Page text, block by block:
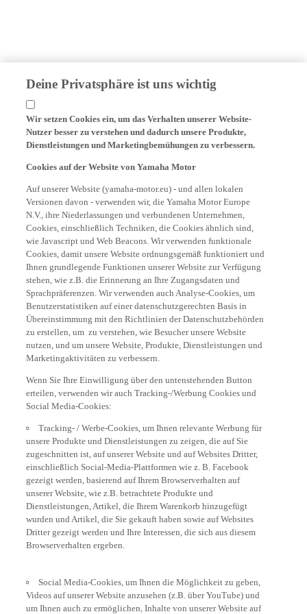
Deine Privatsphäre ist uns wichtig
Wir setzen Cookies ein, um das Verhalten unserer Website-
Nutzer besser zu verstehen und dadurch unsere Produkte,
Dienstleistungen und Marketingbemühungen zu verbessern.
Cookies auf der Website von Yamaha Motor
Auf unserer Website (yamaha-motor.eu) - und allen lokalen
Versionen davon - verwenden wir, die Yamaha Motor Europe
N.V., ihre Niederlassungen und verbundenen Unternehmen,
Cookies, einschließlich Techniken, die Cookies ähnlich sind,
wie Javascript und Web Beacons. Wir verwenden funktionale
Cookies, damit unsere Website ordnungsgemäß funktioniert und
Ihnen grundlegende Funktionen unserer Website zur Verfügung
stehen, wie z.B. die Erinnerung an Ihre Zugangsdaten und
Sprachpräferenzen. Wir verwenden auch Analyse-Cookies, um
Benutzerstatistiken auf einer datenschutzgerechten Basis in
Übereinstimmung mit den Richtlinien der Datenschutzbehörden
zu erstellen, um zu verstehen, wie Besucher unsere Website
nutzen, und um unsere Website, Produkte, Dienstleistungen und
Marketingaktivitäten zu verbessern.
Wenn Sie Ihre Einwilligung über den untenstehenden Button
erteilen, verwenden wir auch Tracking-/Werbung Cookies und
Social Media-Cookies:
Tracking- / Werbe-Cookies, um Ihnen relevante Werbung für
unsere Produkte und Dienstleistungen zu zeigen, die auf Sie
zugeschnitten ist, auf unserer Website und auf Websites Dritter,
einschließlich Social-Media-Plattformen wie z. B. Facebook
gezeigt werden, basierend auf Ihrem Browserverhalten auf
unserer Website, wie z.B. betrachtete Produkte und
Dienstleistungen, Artikel, die Ihrem Warenkorb hinzugefügt
wurden und Artikel, die Sie gekauft haben sowie auf Websites
Dritter gezeigt werden und Ihre Interessen, die sich aus diesem
Browserverhalten ergeben.
Social Media-Cookies, um Ihnen die Möglichkeit zu geben,
Videos auf unserer Website anzusehen (z.B. über YouTube) und
um Ihnen auch zu ermöglichen, Inhalte von unserer Website auf